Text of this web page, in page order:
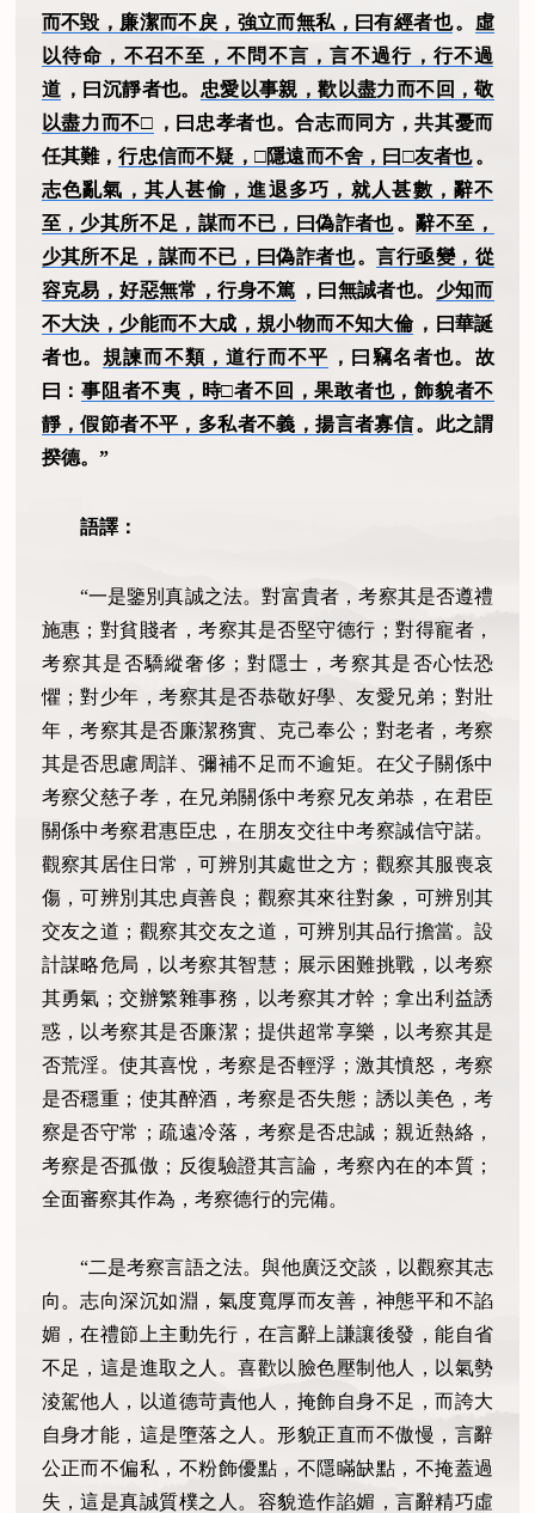
而不毀，廉潔而不戾，強立而無私，曰有經者也。 虛
以待命，不召不至，不問不言，言不過行，行不過
道 ，曰沉靜者也。 忠愛以事親，歡以盡力而不回，敬
以盡力而不□ ，曰忠孝者也。合志而同方，共其憂而
任其難，行忠信而不疑，□隱遠而不舍，曰□友者也 。
志色亂氣，其人甚偷，進退多巧，就人甚數，辭不
至，少其所不足，謀而不已，曰偽詐者也。辭不至，
少其所不足，謀而不已，曰偽詐者也。言行亟變，從
容克易，好惡無常，行身不篤 ，曰無誠者也。 少知而
不大決，少能而不大成，規小物而不知大倫 ，曰華誕
者也。規諫而不類，道行而不平 ，曰竊名者也。故
曰：事阻者不夷，時□者不回，果敢者也，飾貌者不
靜，假節者不平，多私者不義，揚言者寡信。此之謂
揆德。”
語譯：
“一是鑒別真誠之法。對富貴者，考察其是否遵禮
施惠；對貧賤者，考察其是否堅守德行；對得寵者，
考察其是否驕縱奢侈；對隱士，考察其是否心怯恐
懼；對少年，考察其是否恭敬好學、友愛兄弟；對壯
年，考察其是否廉潔務實、克己奉公；對老者，考察
其是否思慮周詳、彌補不足而不逾矩。在父子關係中
考察父慈子孝，在兄弟關係中考察兄友弟恭，在君臣
關係中考察君惠臣忠，在朋友交往中考察誠信守諾。
觀察其居住日常，可辨別其處世之方；觀察其服喪哀
傷，可辨別其忠貞善良；觀察其來往對象，可辨別其
交友之道；觀察其交友之道，可辨別其品行擔當。設
計謀略危局，以考察其智慧；展示困難挑戰，以考察
其勇氣；交辦繁雜事務，以考察其才幹；拿出利益誘
惑，以考察其是否廉潔；提供超常享樂，以考察其是
否荒淫。使其喜悅，考察是否輕浮；激其憤怒，考察
是否穩重；使其醉酒，考察是否失態；誘以美色，考
察是否守常；疏遠冷落，考察是否忠誠；親近熱絡，
考察是否孤傲；反復驗證其言論，考察內在的本質；
全面審察其作為，考察德行的完備。
“二是考察言語之法。與他廣泛交談，以觀察其志
向。志向深沉如淵，氣度寬厚而友善，神態平和不諂
媚，在禮節上主動先行，在言辭上謙讓後發，能自省
不足，這是進取之人。喜歡以臉色壓制他人，以氣勢
淩駕他人，以道德苛責他人，掩飾自身不足，而誇大
自身才能，這是墮落之人。形貌正直而不傲慢，言辭
公正而不偏私，不粉飾優點，不隱瞞缺點，不掩蓋過
失，這是真誠質樸之人。容貌造作諂媚，言辭精巧虛